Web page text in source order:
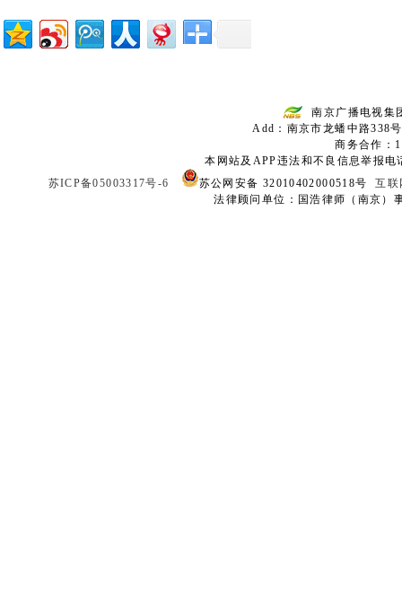
南京广播电视集
Add：南京市龙蟠中路
商务合作：
本网站及APP违法和不良信息举报
苏ICP备05003317号-6
苏公网安备 32010402000518号互联
法律顾问单位：国浩律师（南京）